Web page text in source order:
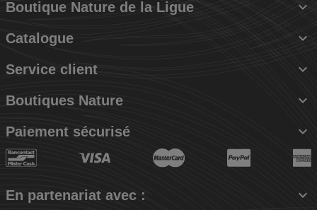
Boutique Nature de la Ligue 
Catalogue 
Service client 
Boutiques Nature 
Paiement sécurisé 
En partenariat avec : 